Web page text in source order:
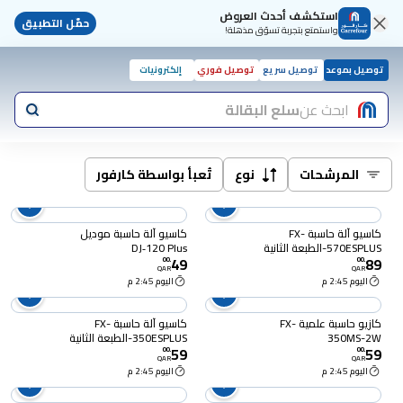
استكشف أحدث العروض
واستمتع بتجربة تسوّق مذهلة! حمّل التطبيق
توصيل بموعد توصيل سريع توصيل فوري إلكترونيات
ابحث عنسلع البقالة
المرشحات نوع تُعبأ بواسطة كارفور
كاسيو آلة حاسبة FX-
570ESPLUS-الطبعة الثانية
89
.
00
QAR
اليوم 2:45 م
كاسيو آلة حاسبة موديل
DJ‑120 Plus
49
.
00
QAR
اليوم 2:45 م
كازيو حاسبة علمية FX-
350MS-2W
59
.
00
QAR
اليوم 2:45 م
كاسيو آلة حاسبة FX-
350ESPLUS-الطبعة الثانية
59
.
00
QAR
اليوم 2:45 م